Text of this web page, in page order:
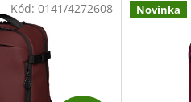
Kód: 0141/4272608 Novinka